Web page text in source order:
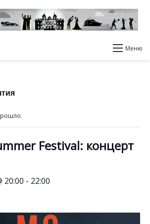
Меню
Festival: концерт
20:00 - 22:00